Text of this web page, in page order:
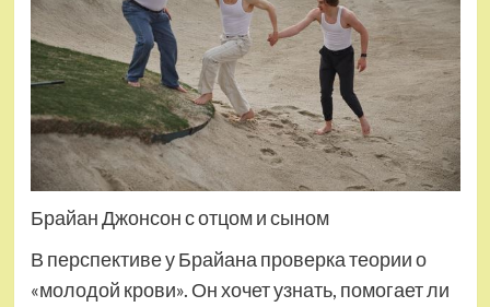
Брайан Джонсон с отцом и сыном
В перспективе у Брайана проверка теории о
«молодой крови». Он хочет узнать, помогает ли